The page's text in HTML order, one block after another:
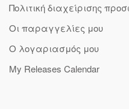
Πολιτική διαχείρισης
Οι παραγγελίες μου
Ο λογαριασμός μου
My Releases Calendar